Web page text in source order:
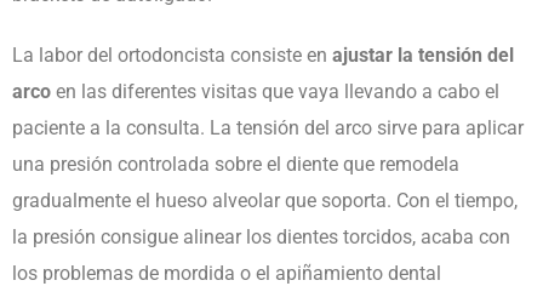
La labor del ortodoncista consiste en ajustar la tensión del
arco en las diferentes visitas que vaya llevando a cabo el
paciente a la consulta. La tensión del arco sirve para aplicar
una presión controlada sobre el diente que remodela
gradualmente el hueso alveolar que soporta. Con el tiempo,
la presión consigue alinear los dientes torcidos, acaba con
los problemas de mordida o el apiñamiento dental